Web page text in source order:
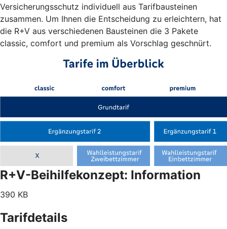
Versicherungsschutz individuell aus Tarifbausteinen
zusammen. Um Ihnen die Entscheidung zu erleichtern, hat
die R+V aus verschiedenen Bausteinen die 3 Pakete
classic, comfort und premium als Vorschlag geschnürt.
R+V-Beihilfekonzept: Information
390 KB
Tarifdetails